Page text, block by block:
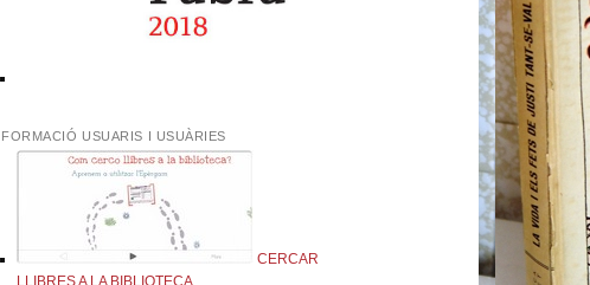
FORMACIÓ USUARIS I USUÀRIES
CERCAR